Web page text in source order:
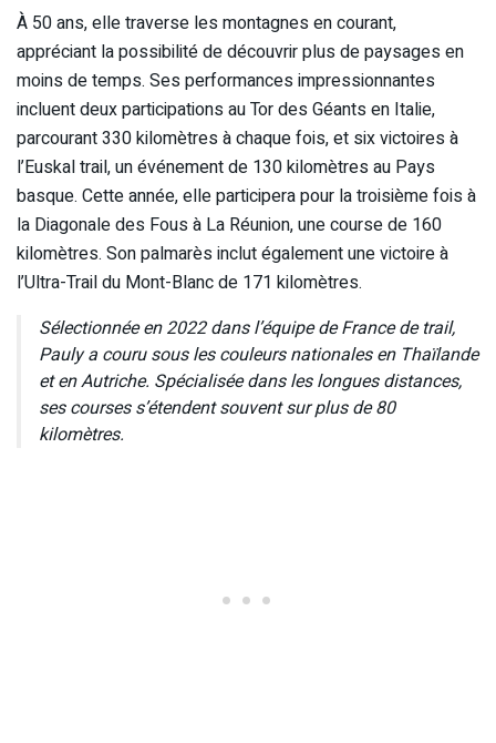
À 50 ans, elle traverse les montagnes en courant,
appréciant la possibilité de découvrir plus de paysages en
moins de temps. Ses performances impressionnantes
incluent deux participations au Tor des Géants en Italie,
parcourant 330 kilomètres à chaque fois, et six victoires à
l’Euskal trail, un événement de 130 kilomètres au Pays
basque. Cette année, elle participera pour la troisième fois à
la Diagonale des Fous à La Réunion, une course de 160
kilomètres. Son palmarès inclut également une victoire à
l’Ultra-Trail du Mont-Blanc de 171 kilomètres.
Sélectionnée en 2022 dans l’équipe de France de trail,
Pauly a couru sous les couleurs nationales en Thaïlande
et en Autriche. Spécialisée dans les longues distances,
ses courses s’étendent souvent sur plus de 80
kilomètres.